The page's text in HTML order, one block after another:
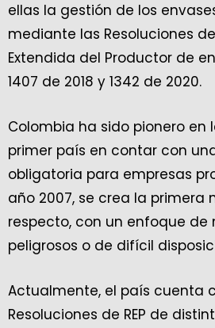
ellas la gestión de los
mediante las Resoluciones
Extendida del Productor de
1407 de 2018 y 1342 de 2020.
Colombia ha sido pionero en
primer país en contar con
obligatoria para empresas
año 2007, se crea la primera
respecto, con un enfoque de
peligrosos o de difícil
Actualmente, el país cuenta
Resoluciones de REP de